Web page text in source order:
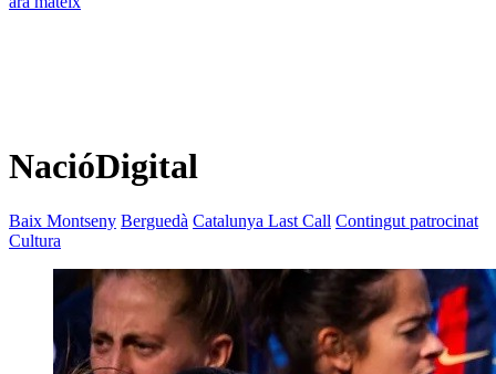
NacióDigital
Baix Montseny Berguedà Catalunya Last Call Contingut patrocinat
Cultura